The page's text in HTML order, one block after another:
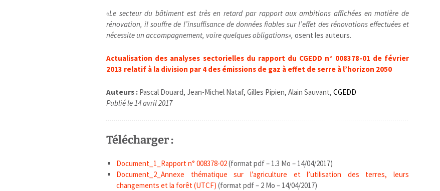
«Le secteur du bâtiment est très en retard par rapport aux ambitions affichées en matière de
rénovation, il souffre de l’insuffisance de données fiables sur l’effet des rénovations effectuées et
nécessite un accompagnement, voire quelques obligations», osent les auteurs.
Actualisation des analyses sectorielles du rapport du CGEDD n° 008378-01 de février
2013 relatif à la division par 4 des émissions de gaz à effet de serre à l’horizon 2050
Auteurs : Pascal Douard, Jean-Michel Nataf, Gilles Pipien, Alain Sauvant, CGEDD
Publié le 14 avril 2017
Télécharger :
Document_1_Rapport n° 008378-02(format pdf – 1.3 Mo – 14/04/2017)
Document_2_Annexe thématique sur l’agriculture et l’utilisation des terres, leurs
changements et la forêt (UTCF) (format pdf – 2 Mo – 14/04/2017)